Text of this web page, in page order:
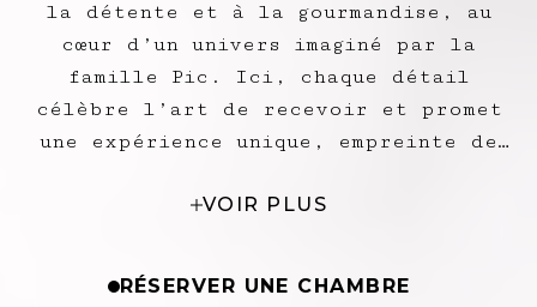
la détente et à la gourmandise, au
cœur d’un univers imaginé par la
famille Pic. Ici, chaque détail
célèbre l’art de recevoir et promet
une expérience unique, empreinte de
jours, les jardins où se mêlent
sont la promesse d'instants de
VOIR PLUS
RÉSERVER UNE CHAMBRE